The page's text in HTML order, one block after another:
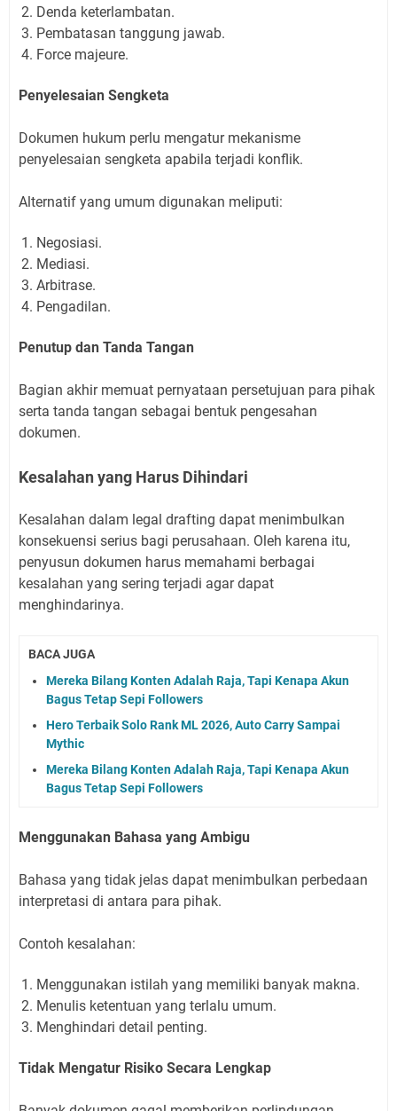
Denda keterlambatan.
Pembatasan tanggung jawab.
Force majeure.
Penyelesaian Sengketa
Dokumen hukum perlu mengatur mekanisme
penyelesaian sengketa apabila terjadi konflik.
Alternatif yang umum digunakan meliputi:
Negosiasi.
Mediasi.
Arbitrase.
Pengadilan.
Penutup dan Tanda Tangan
Bagian akhir memuat pernyataan persetujuan para pihak
serta tanda tangan sebagai bentuk pengesahan
dokumen.
Kesalahan yang Harus Dihindari
Kesalahan dalam legal drafting dapat menimbulkan
konsekuensi serius bagi perusahaan. Oleh karena itu,
penyusun dokumen harus memahami berbagai
kesalahan yang sering terjadi agar dapat
menghindarinya.
BACA JUGA
Mereka Bilang Konten Adalah Raja, Tapi Kenapa Akun
Bagus Tetap Sepi Followers
Hero Terbaik Solo Rank ML 2026, Auto Carry Sampai
Mythic
Mereka Bilang Konten Adalah Raja, Tapi Kenapa Akun
Bagus Tetap Sepi Followers
Menggunakan Bahasa yang Ambigu
Bahasa yang tidak jelas dapat menimbulkan perbedaan
interpretasi di antara para pihak.
Contoh kesalahan:
Menggunakan istilah yang memiliki banyak makna.
Menulis ketentuan yang terlalu umum.
Menghindari detail penting.
Tidak Mengatur Risiko Secara Lengkap